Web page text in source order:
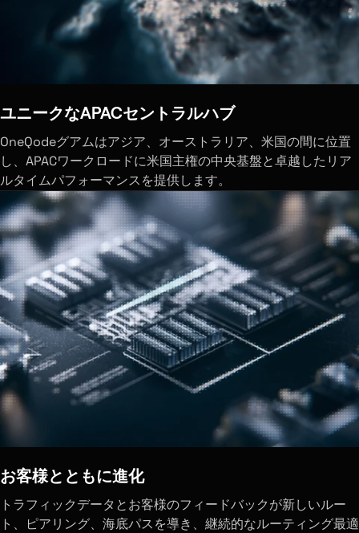
ユニークなAPACセントラルハブ
OneQodeグアムはアジア、オーストラリア、米国の間に位置
し、APACワークロードに米国主権の中央基盤と卓越したリア
ルタイムパフォーマンスを提供します。
お客様とともに進化
トラフィックデータとお客様のフィードバックが新しいルー
ト、ピアリング、海底パスを導き、継続的なルーティング最適